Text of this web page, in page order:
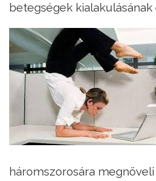
betegségek kialakulásának
háromszorosára megnöveli